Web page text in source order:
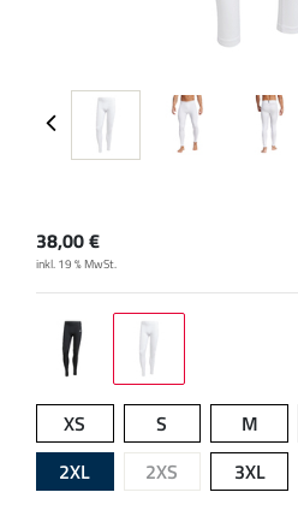
38,00€
inkl. 19 % MwSt.
XS S M
2XL
2XS 3XL